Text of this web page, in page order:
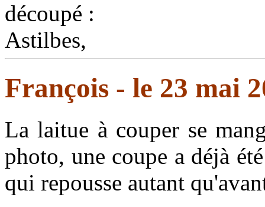
François - le 23 mai
La laitue à couper se
photo, une coupe a déjà
qui repousse autant